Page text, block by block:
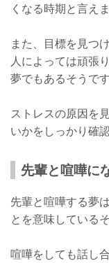
くなる時期と言えま
また、目標を見つ
人によっては頑張
夢でもあるそうです
ストレスの原因を
いかをしっかり確
先輩と喧嘩に
先輩と喧嘩する夢
とを意味しているそ
喧嘩をしても話し